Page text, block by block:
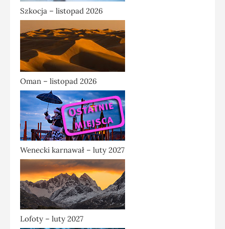
Szkocja – listopad 2026
Oman – listopad 2026
Wenecki karnawał – luty 2027
Lofoty – luty 2027